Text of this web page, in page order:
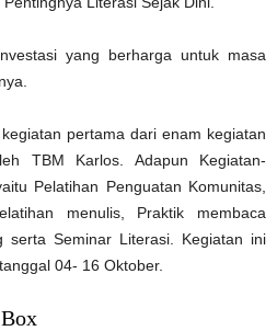
yang berharga untuk masa
pertama dari enam kegiatan
TBM Karlos. Adapun Kegiatan-
Pelatihan Penguatan Komunitas,
menulis, Praktik membaca
serta Seminar Literasi. Kegiatan ini
04- 16 Oktober.